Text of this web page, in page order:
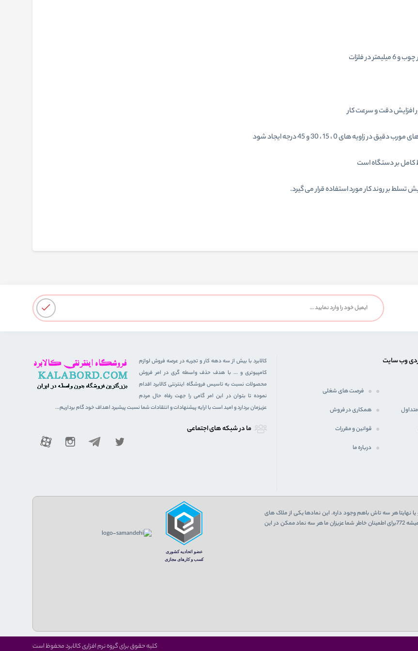
های 0 ، 15 ، 30 و 45 درجه ایجاد شود
کامل بر دستگاه است
تسلط بر روند کار مورد استفاده قرار می گیرد.
وب سایت
فرصت های شغلی
همکاری در فروش
قوانین و مقررات
درباره ما
کالابرد با بیش از سه دهه کار و تجربه در عرصه فروش لوازم
کامپیوتری و ... با هدف حذف واسطه گری در امر فروش
محصولات نسبت به تاسیس فروشگاه اینترنتی کالابرد اقدام
نموده تا بتوان در این امر گامی را جهت رفاه حال مردم
عزیزمان بردارد و امید است با ارایه پیشنهادات و انتقادات شما نسبت پیشبرد اهداف خود گام برداریم...
ما در شبكه های اجتماعی
نهایتا هر سه تاش باهم وجود داره. این نمادها یکی از ملاک های
اعتبارسنجی یک فروشگاه اینترنتی هست که در صورت تایید از 3 نهاد به فروشگاه اعطا میشه 772برای اطمینان خاطر شما عزیزان ما هر سه نماد ممکن در این
کلیه حقوق برای گروه نرم افزاری کالابرد محفوظ است